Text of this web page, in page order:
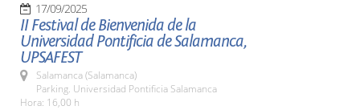
17/09/2025
II Festival de Bienvenida de la
Universidad Pontificia de Salamanca,
UPSAFEST
Salamanca (Salamanca)
Parking. Universidad Pontificia Salamanca
Hora: 16,00 h